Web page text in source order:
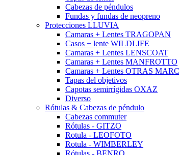
Cabezas de péndulos
Fundas y fundas de neopreno
Protecciones LLUVIA
Camaras + Lentes TRAGOPAN
Casos + lente WILDLIFE
Camaras + Lentes LENSCOAT
Camaras + Lentes MANFROTTO
Camaras + Lentes OTRAS
Tapas del objetivos
Capotas semirrígidas OXAZ
Diverso
Rótulas & Cabezas de péndulo
Cabezas commuter
Rótulas - GITZO
Rotula - LEOFOTO
Rotula - WIMBERLEY
Rótulas - BENRO